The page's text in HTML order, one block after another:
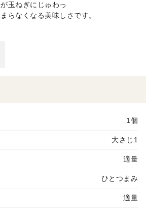
玉ねぎにじゅわっ
らなくなる美味しさです。
1個
大さじ1
適量
ひとつまみ
適量